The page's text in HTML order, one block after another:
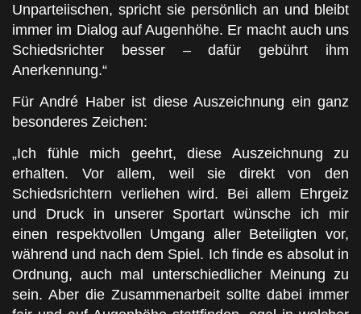
Unparteiischen, spricht sie persönlich an und bleibt
immer im Dialog auf Augenhöhe. Er macht auch uns
Schiedsrichter besser – dafür gebührt ihm
Anerkennung.“
Für André Haber ist diese Auszeichnung ein ganz
besonderes Zeichen:
„Ich fühle mich geehrt, diese Auszeichnung zu
erhalten. Vor allem, weil sie direkt von den
Schiedsrichtern verliehen wird. Bei allem Ehrgeiz
und Druck in unserer Sportart wünsche ich mir
einen respektvollen Umgang aller Beteiligten vor,
während und nach dem Spiel. Ich finde es absolut in
Ordnung, auch mal unterschiedlicher Meinung zu
sein. Aber die Zusammenarbeit sollte dabei immer